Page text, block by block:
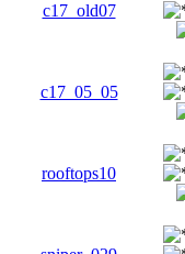
c17_old07
c17_05_05
rooftops10